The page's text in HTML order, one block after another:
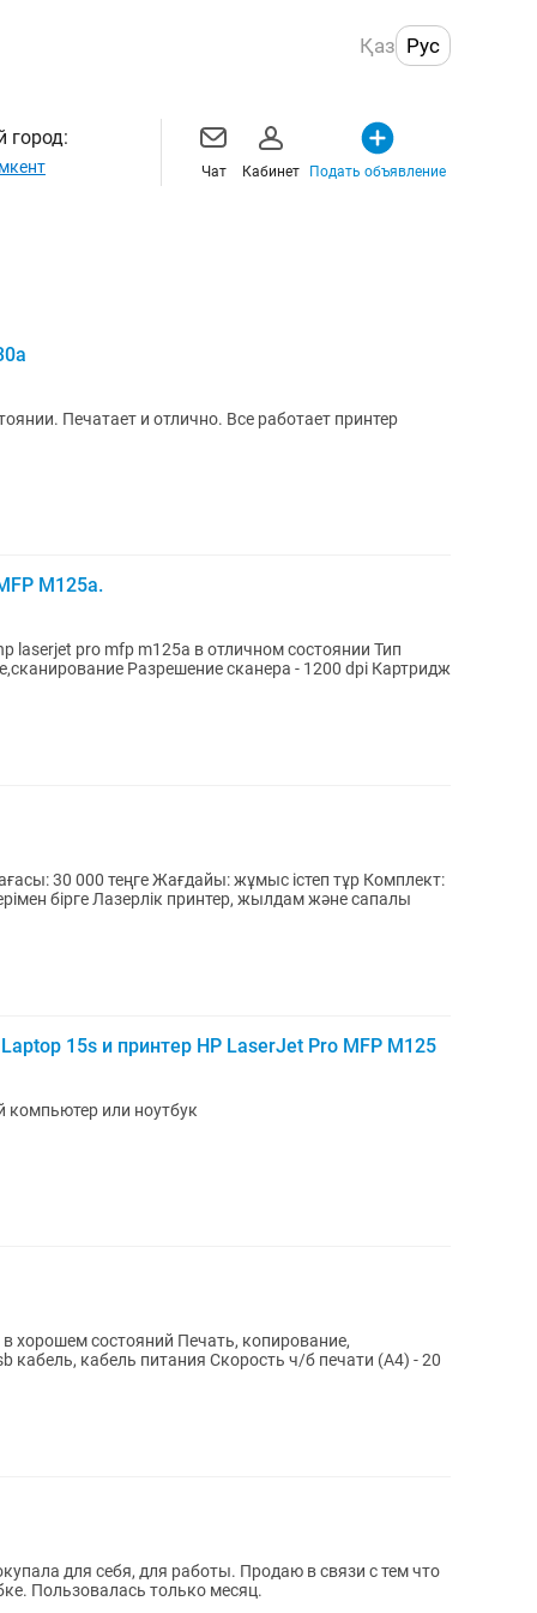
Қаз Рус
город:
Чат Кабинет Подать объявление
Все работает принтер
M125a.
laserjet pro mfp m125a в отличном состоянии Тип
Разрешение сканера - 1200 dpi Картридж
және сапалы
15s и принтер HP LaserJet Pro MFP M125
компьютер или ноутбук
хорошем состояний Печать, копирование,
кабель, кабель питания Скорость ч/б печати (A4) - 20
для себя, для работы. Продаю в связи с тем что
Пользовалась только месяц.